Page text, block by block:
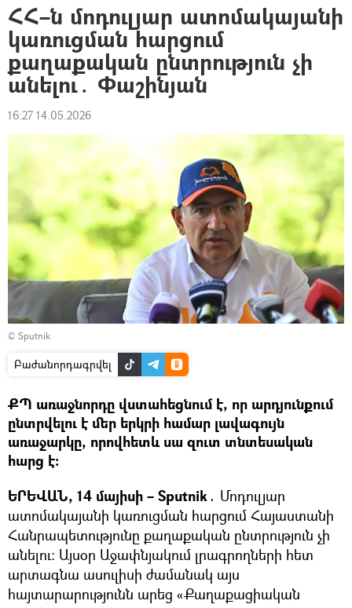
ՀՀ–ն մոդուլյար ատոմակայանի
կառուցման հարցում
քաղաքական ընտրություն չի
անելու․ Փաշինյան
16:27 14.05.2026
© Sputnik
Բաժանորդագրվել
ՔՊ առաջնորդը վստահեցնում է, որ արդյունքում
ընտրվելու է մեր երկրի համար լավագույն
առաջարկը, որովհետև սա զուտ տնտեսական
հարց է։
ԵՐԵՎԱՆ, 14 մայիսի – Sputnik․ Մոդուլյար
ատոմակայանի կառուցման հարցում Հայաստանի
Հանրապետությունը քաղաքական ընտրություն չի
անելու։ Այսօր Աջափնյակում լրագրողների հետ
արտագնա ասուլիսի ժամանակ այս
հայտարարությունն արեց «Քաղաքացիական